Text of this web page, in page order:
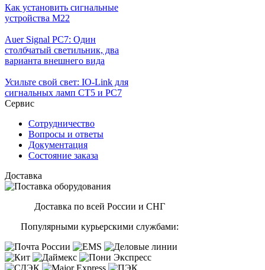
Как установить сигнальные
устройства М22
Auer Signal PC7: Один
столбчатый светильник, два
варианта внешнего вида
Усильте свой свет: IO-Link для
сигнальных ламп CT5 и PC7
Сервис
Сотрудничество
Вопросы и ответы
Документация
Состояние заказа
Доставка
Доставка по всей России и СНГ
Популярными курьерскими службами: